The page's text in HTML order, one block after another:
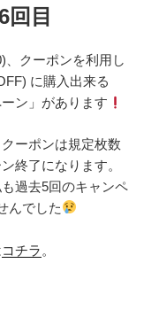
目
、クーポンを利用し
に購入出来る
ン」があります
ーポンは規定枚数
終了になります。
過去5回のキャンペ
んでした
コチラ 。